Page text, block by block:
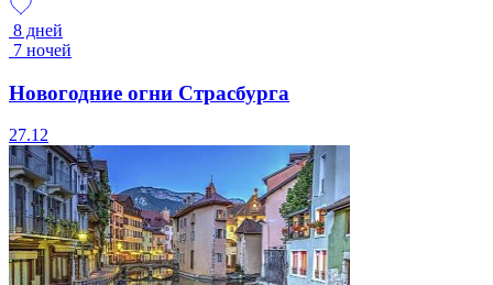
8 дней
7 ночей
Новогодние огни Страсбурга
27.12